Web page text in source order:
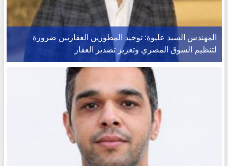
المهندس السيد عليوة: توحيد المطورين العقاريين ضرورة
لتنظيم السوق المصري وتعزيز تصدير العقار